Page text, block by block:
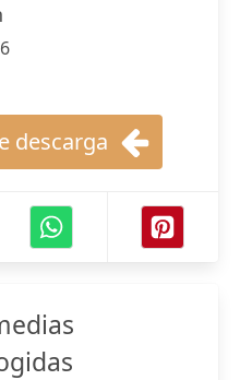
descarga